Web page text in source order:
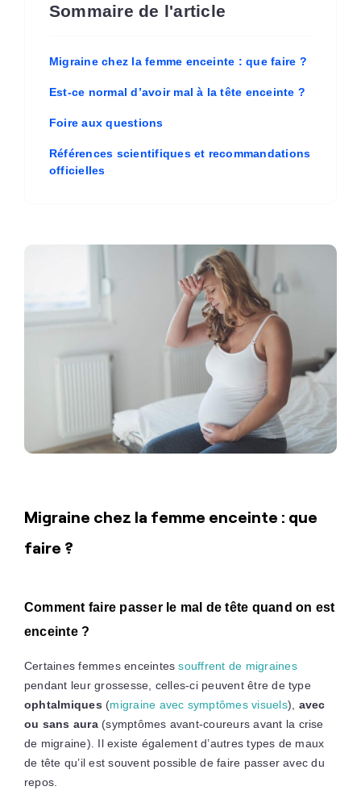
Sommaire de l'article
Migraine chez la femme enceinte : que faire ?
Est-ce normal d’avoir mal à la tête enceinte ?
Foire aux questions
Références scientifiques et recommandations
officielles
Migraine chez la femme enceinte : que
faire ?
Comment faire passer le mal de tête quand on est
enceinte ?
Certaines femmes enceintessouffrent de migraines
pendant leur grossesse, celles-ci peuvent être de type
ophtalmiques (migraine avec symptômes visuels), avec
ou sans aura(symptômes avant-coureurs avant la crise
de migraine). Il existe également d’autres types de maux
de tête qu’il est souvent possible de faire passer avec du
repos.